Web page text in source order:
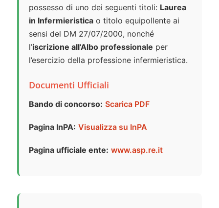
possesso di uno dei seguenti titoli: Laurea
in Infermieristica o titolo equipollente ai
sensi del DM 27/07/2000, nonché
l’iscrizione all’Albo professionale per
l’esercizio della professione infermieristica.
Documenti Ufficiali
Bando di concorso: Scarica PDF
Pagina InPA: Visualizza su InPA
Pagina ufficiale ente: www.asp.re.it